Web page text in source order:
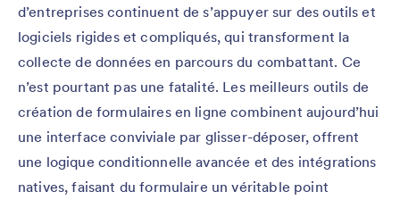
d’entreprises continuent de s’appuyer sur des outils et
logiciels rigides et compliqués, qui transforment la
collecte de données en parcours du combattant. Ce
n’est pourtant pas une fatalité. Les meilleurs outils de
création de formulaires en ligne combinent aujourd’hui
une interface conviviale par glisser-déposer, offrent
une logique conditionnelle avancée et des intégrations
natives, faisant du formulaire un véritable point